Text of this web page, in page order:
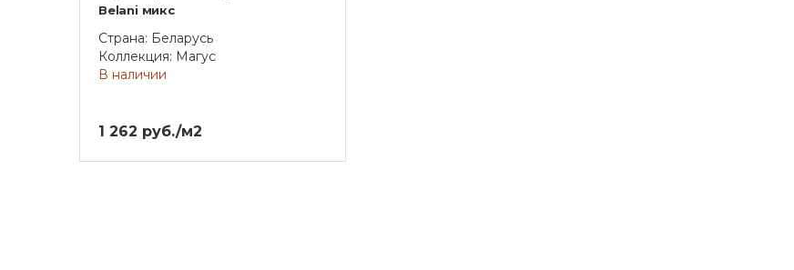
Belani микс
Страна: Беларусь
Коллекция: Магус
В наличии
1 262 руб./м2